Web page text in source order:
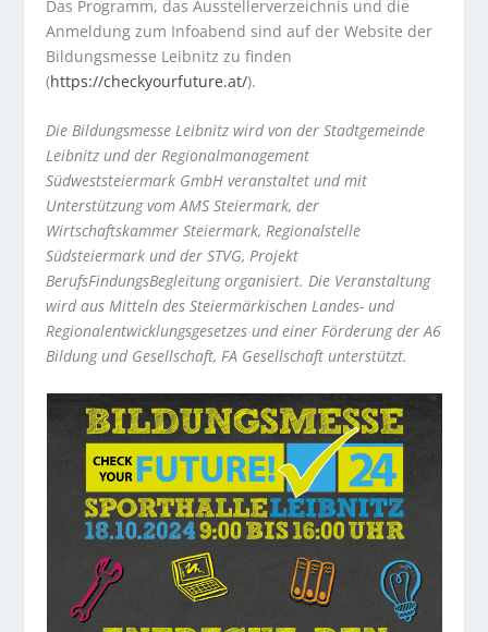
Das Programm, das Ausstellerverzeichnis und die
Anmeldung zum Infoabend sind auf der Website der
Bildungsmesse Leibnitz zu finden
(https://checkyourfuture.at/).
Die Bildungsmesse Leibnitz wird von der Stadtgemeinde
Leibnitz und der Regionalmanagement
Südweststeiermark GmbH veranstaltet und mit
Unterstützung vom AMS Steiermark, der
Wirtschaftskammer Steiermark, Regionalstelle
Südsteiermark und der STVG, Projekt
BerufsFindungsBegleitung organisiert. Die Veranstaltung
wird aus Mitteln des Steiermärkischen Landes- und
Regionalentwicklungsgesetzes und einer Förderung der A6
Bildung und Gesellschaft, FA Gesellschaft unterstützt.